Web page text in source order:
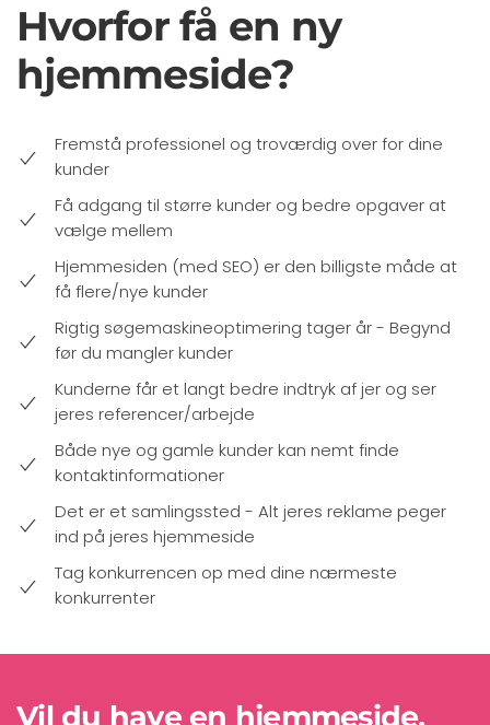
Hvorfor få en ny
hjemmeside?
Fremstå professionel og troværdig over for dine
kunder
Få adgang til større kunder og bedre opgaver at
vælge mellem
Hjemmesiden (med SEO) er den billigste måde at
få flere/nye kunder
Rigtig søgemaskineoptimering tager år - Begynd
før du mangler kunder
Kunderne får et langt bedre indtryk af jer og ser
jeres referencer/arbejde
Både nye og gamle kunder kan nemt finde
kontaktinformationer
Det er et samlingssted - Alt jeres reklame peger
ind på jeres hjemmeside
Tag konkurrencen op med dine nærmeste
konkurrenter
Vil du have en hjemmeside,